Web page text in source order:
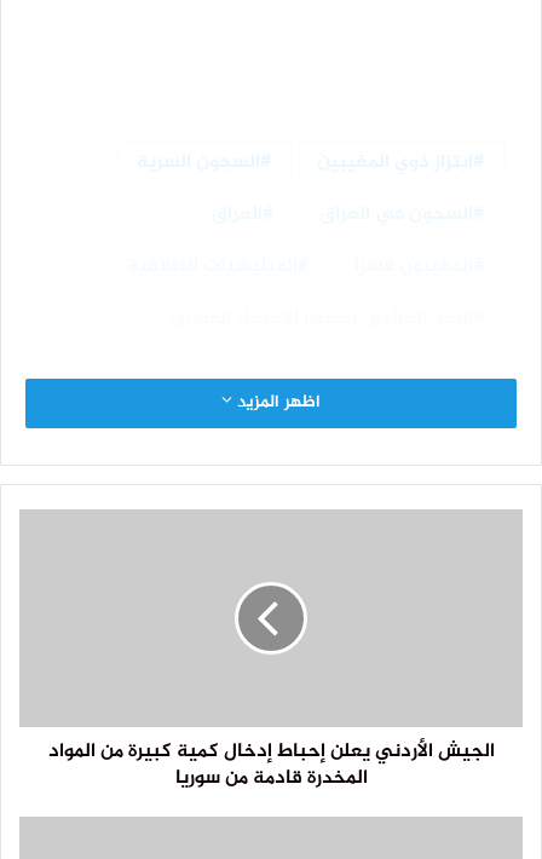
اظهر المزيد
الجيش الأردني يعلن إحباط إدخال كمية كبيرة من المواد
المخدرة قادمة من سوريا